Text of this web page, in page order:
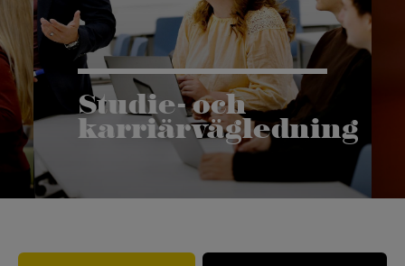
Studie- och
karriärvägledning
Funderar du på att börja studera? Våra
studie- och karriärvägledare kan hjälpa